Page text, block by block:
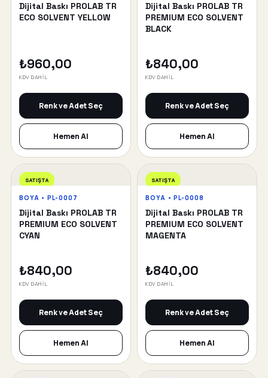
Dijital Baskı PROLAB TR
ECO SOLVENT YELLOW
₺960,00
KDV DAHİL
Renk ve Adet Seç
Hemen Al
Dijital Baskı PROLAB TR
PREMIUM ECO SOLVENT
BLACK
₺840,00
KDV DAHİL
Renk ve Adet Seç
Hemen Al
SATIŞTA
BOYA • PL-0007
Dijital Baskı PROLAB TR
PREMIUM ECO SOLVENT
CYAN
₺840,00
KDV DAHİL
Renk ve Adet Seç
Hemen Al
SATIŞTA
BOYA • PL-0008
Dijital Baskı PROLAB TR
PREMIUM ECO SOLVENT
MAGENTA
₺840,00
KDV DAHİL
Renk ve Adet Seç
Hemen Al